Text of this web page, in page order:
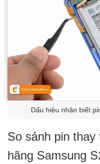
Dấu hiệu nhận biết
So sánh pin
hãng Samsung